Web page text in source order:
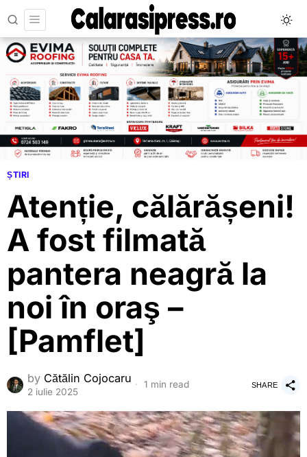
ȘTIRI
Atenție, călărășeni!
A fost filmată
pantera neagră la
noi în oraş –
[Pamflet]
by Cătălin Cojocaru
2 iulie 2025
1 min read SHARE